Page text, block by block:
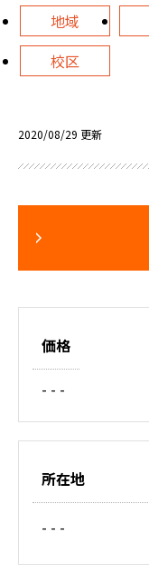
地域
校区
2020/08/29 更新
価格
- - -
所在地
- - -